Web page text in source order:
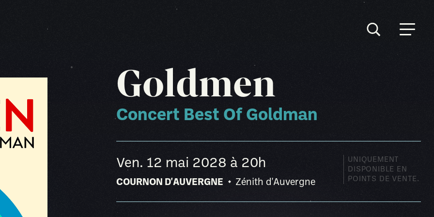
Goldmen
Concert Best Of Goldman
ven. 12 mai 2028 à 20h
COURNON D'AUVERGNE Zénith d'Auvergne
UNIQUEMENT
DISPONIBLE EN
POINTS DE VENTE.